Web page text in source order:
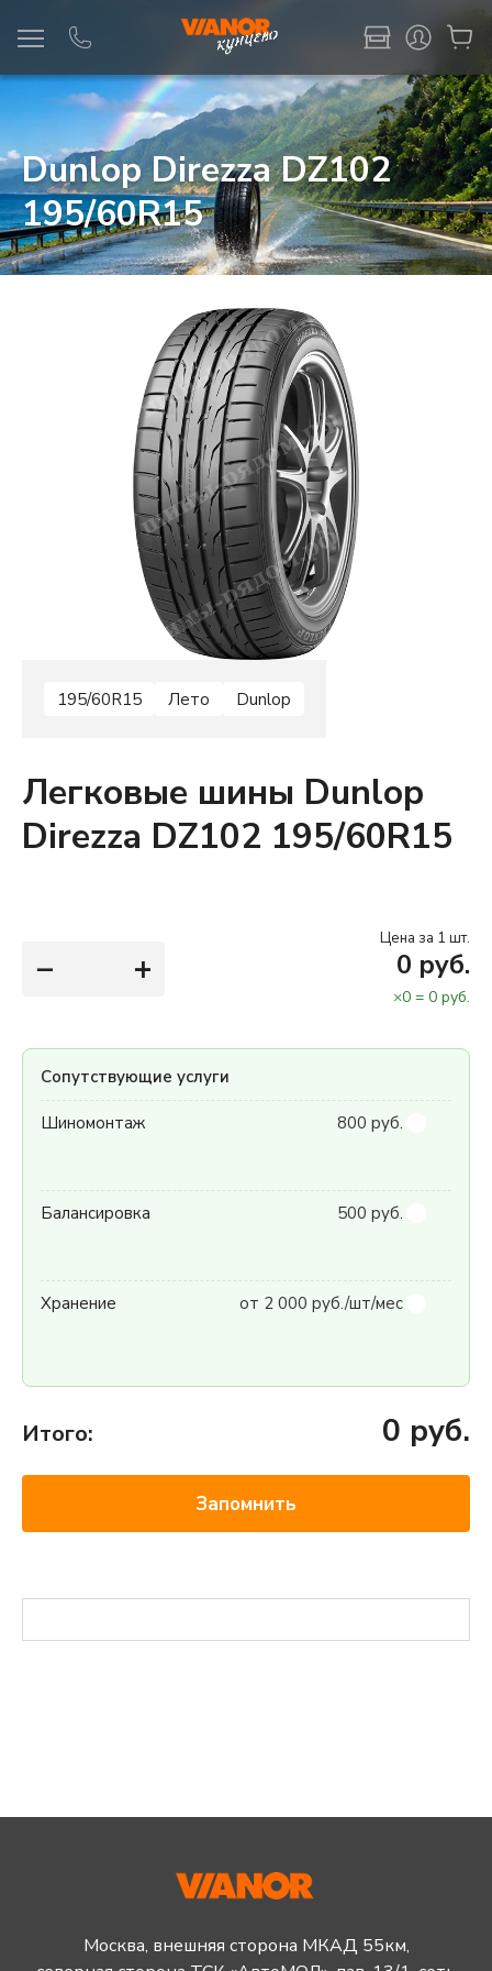
Dunlop Direzza DZ102
195/60R15
195/60R15 Лето Dunlop
Легковые шины Dunlop
Direzza DZ102 195/60R15
− +
Цена за 1 шт.
0 руб.
×0 = 0 руб.
Сопутствующие услуги
Шиномонтаж 800 руб.
Балансировка 500 руб.
Хранение от 2 000 руб./шт/мес
Итого: 0 руб.
Запомнить
Москва, внешняя сторона МКАД 55км,
Информация Фото товара